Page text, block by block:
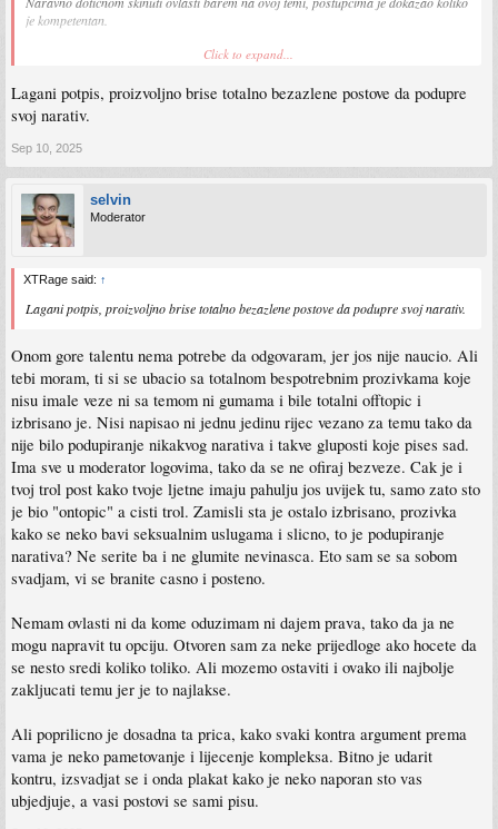
je kompetentan.
Sent from my SM-S911B using TapatalkClick to expand...
Lagani potpis, proizvoljno brise totalno bezazlene postove da podupre
svoj narativ.
Sep 10, 2025
selvin
Moderator
XTRage said: ↑
Lagani potpis, proizvoljno brise totalno bezazlene postove da podupre svoj narativ.
Onom gore talentu nema potrebe da odgovaram, jer jos nije naucio. Ali
tebi moram, ti si se ubacio sa totalnom bespotrebnim prozivkama koje
nisu imale veze ni sa temom ni gumama i bile totalni offtopic i
izbrisano je. Nisi napisao ni jednu jedinu rijec vezano za temu tako da
nije bilo podupiranje nikakvog narativa i takve gluposti koje pises sad.
Ima sve u moderator logovima, tako da se ne ofiraj bezveze. Cak je i
tvoj trol post kako tvoje ljetne imaju pahulju jos uvijek tu, samo zato sto
je bio "ontopic" a cisti trol. Zamisli sta je ostalo izbrisano, prozivka
kako se neko bavi seksualnim uslugama i slicno, to je podupiranje
narativa? Ne serite ba i ne glumite nevinasca. Eto sam se sa sobom
svadjam, vi se branite casno i posteno.
Nemam ovlasti ni da kome oduzimam ni dajem prava, tako da ja ne
mogu napravit tu opciju. Otvoren sam za neke prijedloge ako hocete da
se nesto sredi koliko toliko. Ali mozemo ostaviti i ovako ili najbolje
zakljucati temu jer je to najlakse.
Ali poprilicno je dosadna ta prica, kako svaki kontra argument prema
vama je neko pametovanje i lijecenje kompleksa. Bitno je udarit
kontru, izsvadjat se i onda plakat kako je neko naporan sto vas
ubjedjuje, a vasi postovi se sami pisu.